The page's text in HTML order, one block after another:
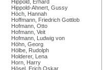
Hippold, Erhard
Hippold-Ahnert, Gussy
Höch, Hannah
Hoffmann, Friedrich Gottlob
Hofmann, Otto
Hofmann, Veit
Hofmann, Ludwig von
Höhn, Georg
Hölbe, Rudolph
Holderer, Lena
Horn, Harry
Hösel, Erich Oskar